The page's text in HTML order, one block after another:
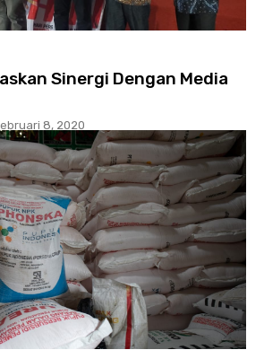
Sinergi Dengan Media
8, 2020